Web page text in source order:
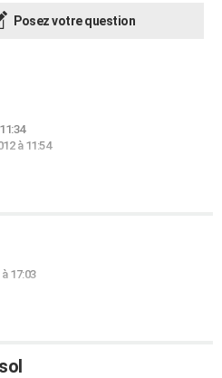
Posez votre question
à 11:54
17:03